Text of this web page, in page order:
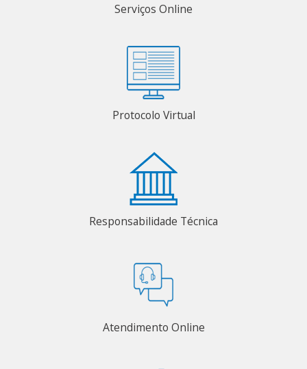
Serviços Online
Protocolo Virtual
Responsabilidade Técnica
Atendimento Online